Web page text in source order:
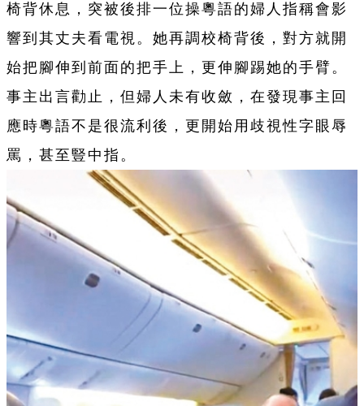
椅背休息，突被後排一位操粵語的婦人指稱會影
響到其丈夫看電視。她再調校椅背後，對方就開
始把腳伸到前面的把手上，更伸腳踢她的手臂。
事主出言勸止，但婦人未有收斂，在發現事主回
應時粵語不是很流利後，更開始用歧視性字眼辱
罵，甚至豎中指。